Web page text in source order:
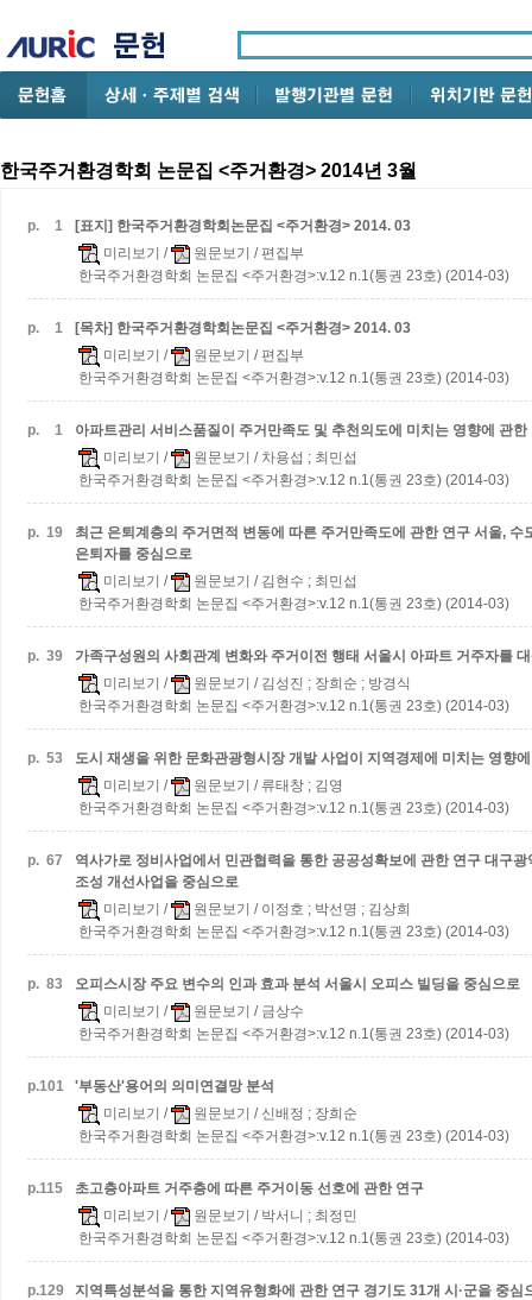
한국주거환경학회 논문집 <주거환경> 2014년 3월
p. 1
[표지] 한국주거환경학회논문집 <주거환경> 2014. 03
미리보기 / 원문보기 / 편집부
한국주거환경학회 논문집 <주거환경>:v.12 n.1(통권 23호) (2014-03)
p. 1
[목차] 한국주거환경학회논문집 <주거환경> 2014. 03
미리보기 / 원문보기 / 편집부
한국주거환경학회 논문집 <주거환경>:v.12 n.1(통권 23호) (2014-03)
p. 1
아파트관리 서비스품질이 주거만족도 및 추천의도에 미치는 영향에 관한
미리보기 / 원문보기 / 차용섭 ; 최민섭
한국주거환경학회 논문집 <주거환경>:v.12 n.1(통권 23호) (2014-03)
p. 19 최근 은퇴계층의 주거면적 변동에 따른 주거만족도에 관한 연구 서울, 수
은퇴자를 중심으로
미리보기 / 원문보기 / 김현수 ; 최민섭
한국주거환경학회 논문집 <주거환경>:v.12 n.1(통권 23호) (2014-03)
p. 39 가족구성원의 사회관계 변화와 주거이전 행태 서울시 아파트 거주자를
미리보기 / 원문보기 / 김성진 ; 장희순 ; 방경식
한국주거환경학회 논문집 <주거환경>:v.12 n.1(통권 23호) (2014-03)
p. 53
도시 재생을 위한 문화관광형시장 개발 사업이 지역경제에 미치는 영향
미리보기 / 원문보기 / 류태창 ; 김영
한국주거환경학회 논문집 <주거환경>:v.12 n.1(통권 23호) (2014-03)
p. 67 역사가로 정비사업에서 민관협력을 통한 공공성확보에 관한 연구 대구광
조성 개선사업을 중심으로
미리보기 / 원문보기 / 이정호 ; 박선명 ; 김상희
한국주거환경학회 논문집 <주거환경>:v.12 n.1(통권 23호) (2014-03)
p. 83 오피스시장 주요 변수의 인과 효과 분석 서울시 오피스 빌딩을 중심으로
미리보기 / 원문보기 / 금상수
한국주거환경학회 논문집 <주거환경>:v.12 n.1(통권 23호) (2014-03)
p.101
'부동산'용어의 의미연결망 분석
미리보기 / 원문보기 / 신배정 ; 장희순
한국주거환경학회 논문집 <주거환경>:v.12 n.1(통권 23호) (2014-03)
p.115
초고층아파트 거주층에 따른 주거이동 선호에 관한 연구
미리보기 / 원문보기 / 박서니 ; 최정민
한국주거환경학회 논문집 <주거환경>:v.12 n.1(통권 23호) (2014-03)
p.129 지역특성분석을 통한 지역유형화에 관한 연구 경기도 31개 시·군을 중심